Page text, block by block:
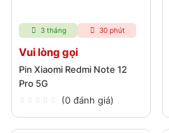
3 tháng 30 phút
Vui lòng gọi
Pin Xiaomi Redmi Note 12
Pro 5G
(0 đánh giá)